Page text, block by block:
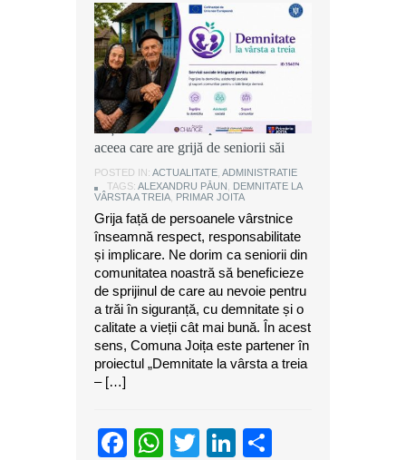
Alexandru Păun, primarul comunei
Joița: O comunitate puternică este
aceea care are grijă de seniorii săi
POSTED IN: ACTUALITATE ADMINISTRATIE
TAGS: ALEXANDRU PĂUN
DEMNITATE LA
VÂRSTA A TREIA PRIMAR JOITA
Grija față de persoanele vârstnice
înseamnă respect, responsabilitate
și implicare. Ne dorim ca seniorii din
comunitatea noastră să beneficieze
de sprijinul de care au nevoie pentru
a trăi în siguranță, cu demnitate și o
calitate a vieții cât mai bună. În acest
sens, Comuna Joița este partener în
proiectul „Demnitate la vârsta a treia
– […]
Facebook
WhatsApp
TwitterLinkedIn